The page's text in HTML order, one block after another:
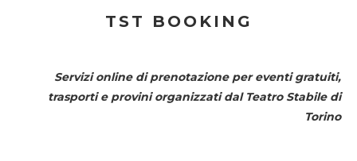
TST BOOKING
Servizi online di prenotazione per eventi gratuiti,
trasporti e provini organizzati dal Teatro Stabile di
Torino